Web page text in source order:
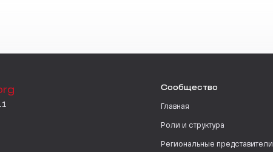
Сообщество
Главная
Роли и структура
Региональные представители